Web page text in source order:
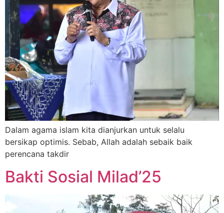
Dalam agama islam kita dianjurkan untuk selalu
bersikap optimis. Sebab, Allah adalah sebaik baik
perencana takdir
Bakti Sosial Milad’25